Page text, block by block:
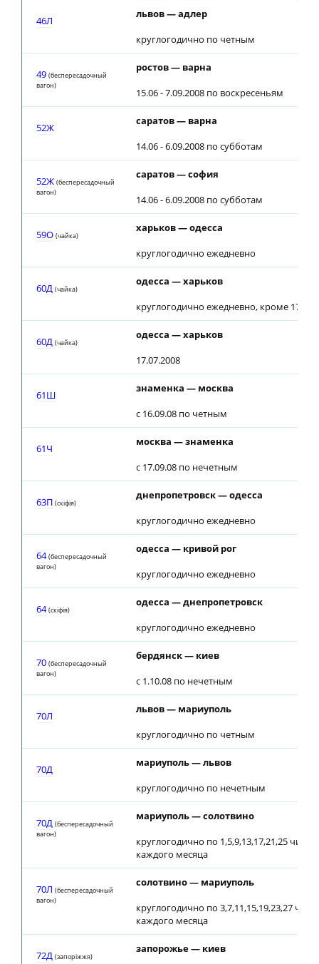
46Л
львов — адлер
круглогодично по четным
49 (беспересадочный
вагон)
ростов — варна
15.06 - 7.09.2008 по воскресеньям
52Ж
саратов — варна
14.06 - 6.09.2008 по субботам
52Ж (беспересадочный
вагон)
саратов — софия
14.06 - 6.09.2008 по субботам
59О (чайка)
харьков — одесса
круглогодично ежедневно
60Д (чайка)
одесса — харьков
круглогодично ежедневно, кроме
60Д (чайка)
одесса — харьков
17.07.2008
61Ш
знаменка — москва
с 16.09.08 по четным
61Ч
москва — знаменка
с 17.09.08 по нечетным
63П (скiфiя)
днепропетровск — одесса
круглогодично ежедневно
64 (беспересадочный
вагон)
одесса — кривой рог
круглогодично ежедневно
64 (скiфiя)
одесса — днепропетровск
круглогодично ежедневно
70 (беспересадочный
вагон)
бердянск — киев
с 1.10.08 по нечетным
70Л
львов — мариуполь
круглогодично по четным
70Д
мариуполь — львов
круглогодично по нечетным
70Д (беспересадочный
вагон)
мариуполь — солотвино
круглогодично по 1,5,9,13,17,21,25
каждого месяца
70Л (беспересадочный
вагон)
солотвино — мариуполь
круглогодично по 3,7,11,15,19,23,27
каждого месяца
72Д (запорiжжя)
запорожье — киев